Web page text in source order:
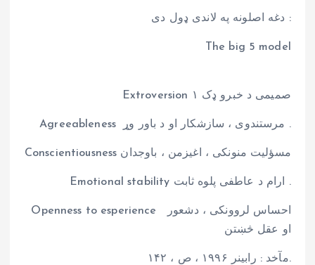
دغه اصلونه په لاندی ډول دی :
The big 5 model
Extroversion ۱ صمیمی د خبرو ډک
Agreeableness مرستندوی ، سازشکار او د باور وړ .
Conscientiousness مسؤلیت منونکی ، اغیزمن ، باوجدان
Emotional stability ارام د عاطفی پلوه ثابت .
Openness to esperience احساس لروونکی ، دشعور
او عقل څښتن
مآخد : رابینر ۱۹۹۶ ، ص ، ۱۴۲.